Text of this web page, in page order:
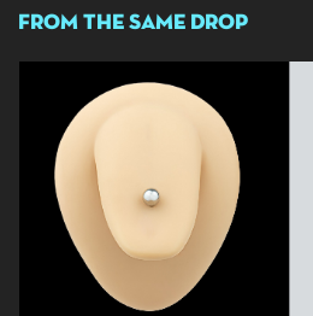
FROM THE SAME DROP